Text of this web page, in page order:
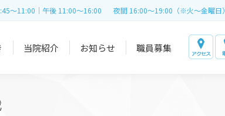
～11:00｜午後 11:00～16:00 夜間 16:00～19:00（※火～金曜日）
当院紹介 お知らせ 職員募集